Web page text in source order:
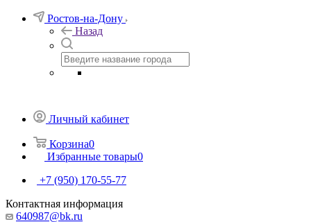
Ростов-на-Дону
Назад
Личный кабинет
Корзина0
Избранные товары0
+7 (950) 170-55-77
Контактная информация
640987@bk.ru